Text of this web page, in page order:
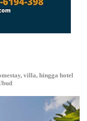
villa, hingga hotel